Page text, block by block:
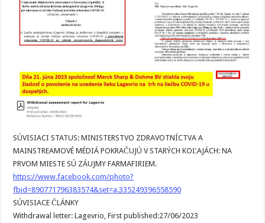
SÚVISIACI STATUS: MINISTERSTVO ZDRAVOTNÍCTVA A
MAINSTREAMOVÉ MÉDIÁ POKRAČUJÚ V STARÝCH KOĽAJÁCH: NA
PRVOM MIESTE SÚ ZÁUJMY FARMAFIRIEM.
https://www.facebook.com/photo?
fbid=890771796383574&set=a.335249396558590
SÚVISIACE ČLÁNKY
Withdrawal letter: Lagevrio, First published:27/06/2023